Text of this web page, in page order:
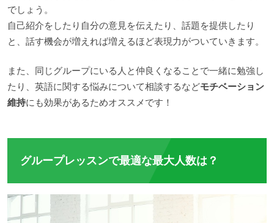
でしょう。
自己紹介をしたり自分の意見を伝えたり、話題を提供したり
と、話す機会が増えれば増えるほど表現力がついていきます。
また、同じグループにいる人と仲良くなることで一緒に勉強し
たり、英語に関する悩みについて相談するなどモチベーション
維持にも効果があるためオススメです！
グループレッスンで最適な最大人数は？